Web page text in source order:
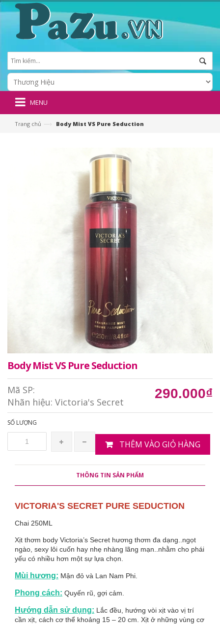
MENU
Trang chủ —› Body Mist VS Pure Seduction
Body Mist VS Pure Seduction
Mã SP:
Nhãn hiệu: Victoria's Secret
290.000₫
SỐ LƯỢNG
THÊM VÀO GIỎ HÀNG
THÔNG TIN SẢN PHẨM
VICTORIA'S SECRET PURE SEDUCTION
Chai 250ML
Xịt thơm body Victoria’s Secret hương thơm đa dạng..ngọt
ngào, sexy lôi cuốn hay nhẹ nhàng lãng mạn..nhằm cho phái
yếu có nhiều hơn một sự lựa chọn.
Mùi hương: Mận đỏ và Lan Nam Phi.
Phong cách: Quyến rũ, gợi cảm.
Hướng dẫn sử dụng: Lắc đều, hướng vòi xịt vào vị trí
cần xịt, cách cơ thể khoảng 15 – 20 cm. Xịt ở những vùng cơ